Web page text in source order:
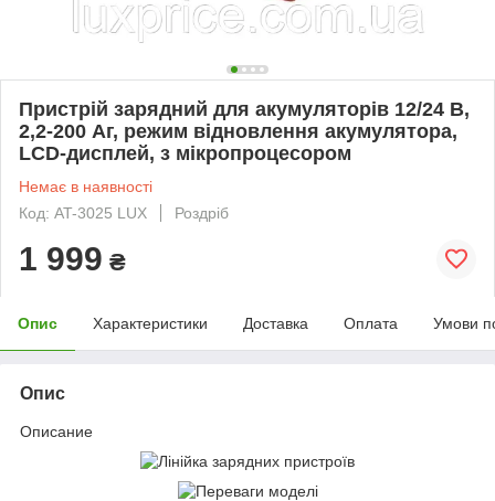
Пристрій зарядний для акумуляторів 12/24 В,
2,2-200 Аг, режим відновлення акумулятора,
LCD-дисплей, з мікропроцесором
Немає в наявності
Код: AT-3025 LUX
Роздріб
1 999 ₴
Опис Характеристики Доставка Оплата Умови
Опис
Описание